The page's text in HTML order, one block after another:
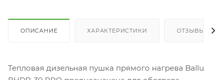
ОПИСАНИЕ ХАРАКТЕРИСТИКИ ОТЗЫВЫ
Тепловая дизельная пушка прямого нагрева Ballu